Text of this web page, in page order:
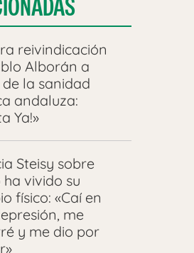
reivindicación
Alborán a
la sanidad
andaluza:
Ya!»
Steisy sobre
vivido su
físico: «Caí en
me
y me dio por